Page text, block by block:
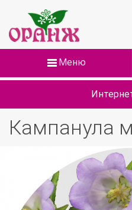
Меню
Кампанула